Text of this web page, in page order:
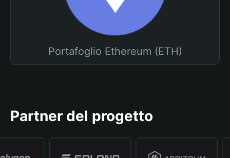
Portafoglio Ethereum (ETH)
Partner del progetto